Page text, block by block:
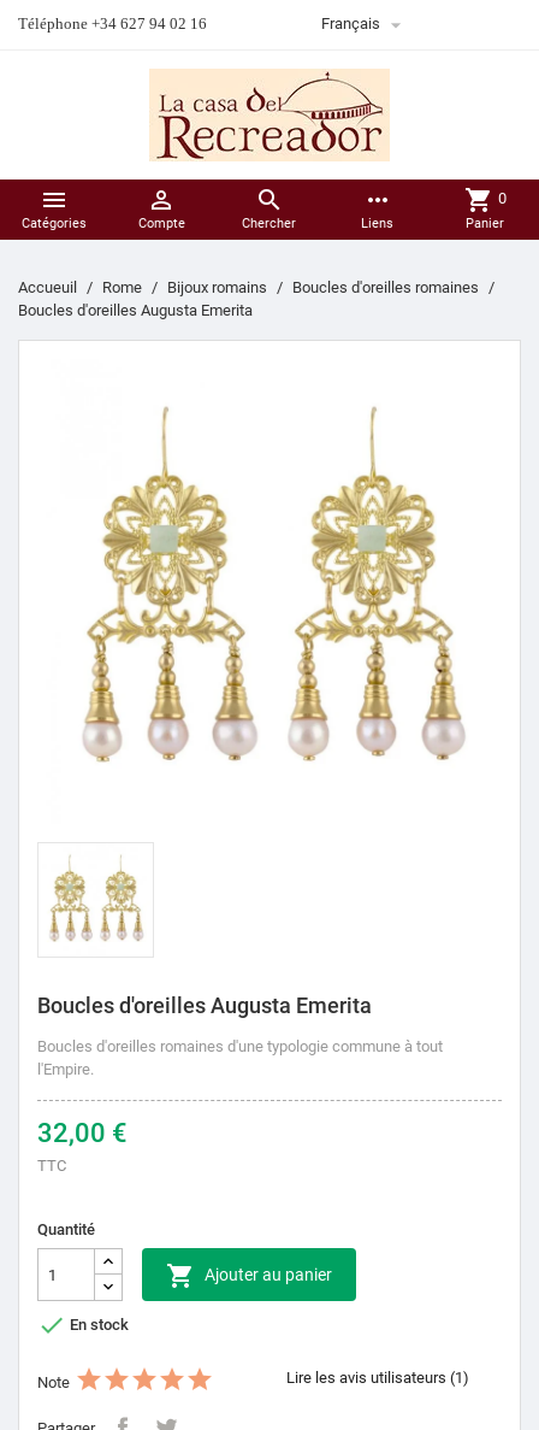
Téléphone +34 627 94 02 16 Français 

Catégories

Compte

Chercher
more_horiz
Liens
shopping_cart 0
Panier
Accueuil Rome Bijoux romains
Boucles d'oreilles romaines
Boucles d'oreilles Augusta Emerita
Boucles d'oreilles Augusta Emerita
Boucles d'oreilles romaines d'une typologie commune à tout
l'Empire.
32,00 €
TTC
Quantité
 Ajouter au panier
 En stock
Note Lire les avis utilisateurs (1)